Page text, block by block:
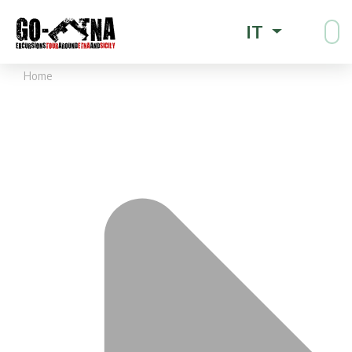
IT
Home